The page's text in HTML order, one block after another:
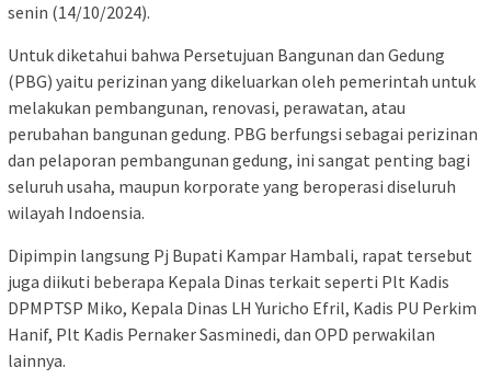
senin (14/10/2024).
Untuk diketahui bahwa Persetujuan Bangunan dan Gedung
(PBG) yaitu perizinan yang dikeluarkan oleh pemerintah untuk
melakukan pembangunan, renovasi, perawatan, atau
perubahan bangunan gedung. PBG berfungsi sebagai perizinan
dan pelaporan pembangunan gedung, ini sangat penting bagi
seluruh usaha, maupun korporate yang beroperasi diseluruh
wilayah Indoensia.
Dipimpin langsung Pj Bupati Kampar Hambali, rapat tersebut
juga diikuti beberapa Kepala Dinas terkait seperti Plt Kadis
DPMPTSP Miko, Kepala Dinas LH Yuricho Efril, Kadis PU Perkim
Hanif, Plt Kadis Pernaker Sasminedi, dan OPD perwakilan
lainnya.